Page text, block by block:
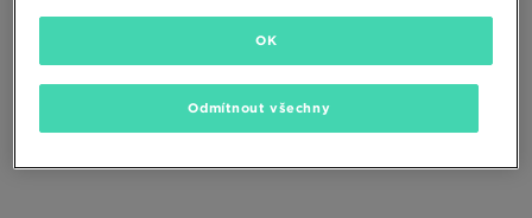
Odmítnout všechny
OK